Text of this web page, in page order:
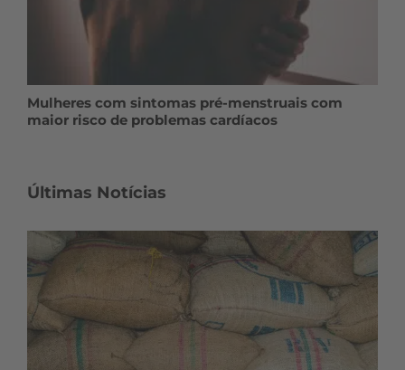
Mulheres com sintomas pré-menstruais com
maior risco de problemas cardíacos
Últimas Notícias